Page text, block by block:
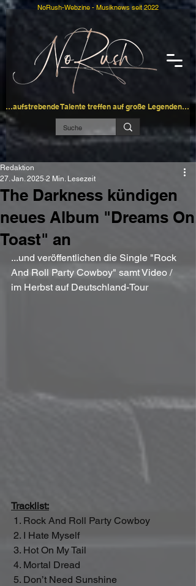
…aufstrebende Talente treffen auf große Legenden…
NoRush-Webzine - Musiknews seit 2022
The Darkness kündigen
neues Album "Dreams On
Toast" an
Redaktion
27. Jan. 2025 2 Min. Lesezeit
...und veröffentlichen die Single "Rock
And Roll Party Cowboy" samt Video /
im Herbst auf Deutschland-Tour
Tracklist:
1. Rock And Roll Party Cowboy
2. I Hate Myself
3. Hot On My Tail
4. Mortal Dread
5. Don’t Need Sunshine